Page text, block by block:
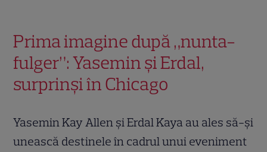
Prima imagine după „nunta-
fulger”: Yasemin și Erdal,
surprinși în Chicago
Yasemin Kay Allen și Erdal Kaya au ales să-și
unească destinele în cadrul unui eveniment